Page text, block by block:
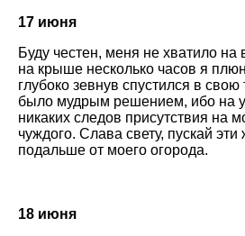
17 июня
Буду честен, меня не хватило на
на крыше несколько часов я
глубоко зевнув спустился в
было мудрым решением, ибо на
никаких следов присутствия на
чуждого. Слава свету, пускай
подальше от моего огорода.
18 июня